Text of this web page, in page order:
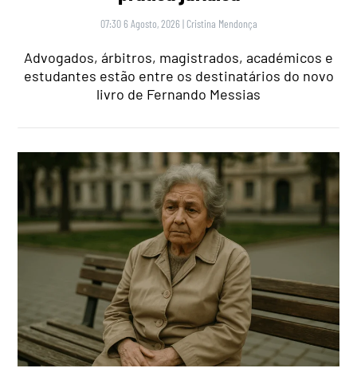
07:30 6 Agosto, 2026 | Cristina Mendonça
Advogados, árbitros, magistrados, académicos e
estudantes estão entre os destinatários do novo
livro de Fernando Messias